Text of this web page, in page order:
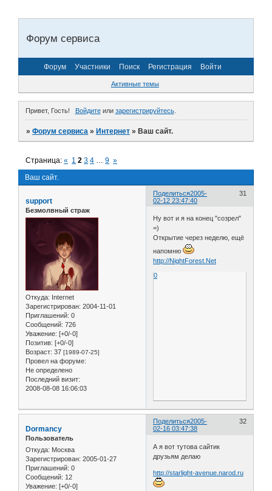
Форум сервиса
Форум Участники Поиск Регистрация Войти
Активные темы
Привет, Гость! Войдитеили зарегистрируйтесь.
»Форум сервиса »Интернет »Ваш сайт.
Ваш сайт.
Страница:« 1 2 3 4 … 9 »
Поделиться 31
2005-
02-12 23:47:40
support
Безмолвный страж
Откуда: Internet
Зарегистрирован: 2004-11-01
Приглашений: 0
Сообщений: 726
Уважение: [+0/-0]
Позитив: [+0/-0]
Возраст: 37 [1989-07-25]
Провел на форуме:
Не определено
Последний визит:
2008-08-08 16:06:03
Ну вот и я на конец "созрел"
=)
Открытие через неделю, ещё
напомню
http://NightForest.Net
0
Поделиться 32
2005-
02-16 03:47:38
Dormancy
Пользователь
Откуда: Москва
Зарегистрирован: 2005-01-27
Приглашений: 0
Сообщений: 12
Уважение: [+0/-0]
А я вот тутова сайтик
друзьям делаю
http://starlight-avenue.narod.ru